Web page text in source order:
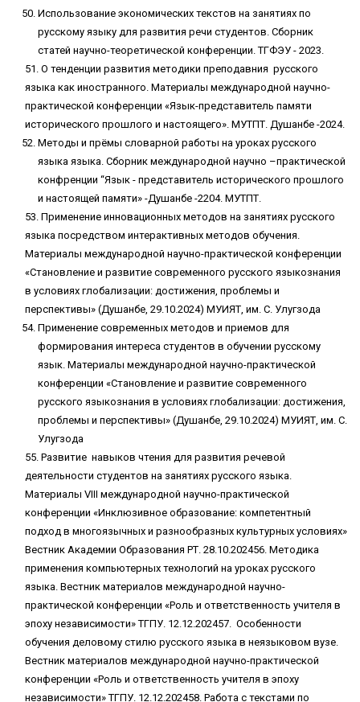
Использование экономических текстов на занятиях по
русскому языку для развития речи студентов. Сборник
статей научно-теоретической конференции. ТГФЭУ - 2023.
51. О тенденции развития методики преподавния русского
языка как иностранного. Материалы международной научно-
практической конференции «Язык-представитель памяти
исторического прошлого и настоящего». МУТПТ. Душанбе -2024.
Методы и прёмы словарной работы на уроках русского
языка языка. Сборник международной научно –практической
конфренции “Язык - представитель исторического прошлого
и настоящей памяти» -Душанбе -2204. МУТПТ.
53. Применение инновационных методов на занятиях русского
языка посредством интерактивных методов обучения.
Материалы международной научно-практической конференции
«Становление и развитие современного русского языкознания
в условиях глобализации: достижения, проблемы и
перспективы» (Душанбе, 29.10.2024) МУИЯТ, им. С. Улугзода
Применение современных методов и приемов для
формирования интереса студентов в обучении русскому
язык. Материалы международной научно-практической
конференции «Становление и развитие современного
русского языкознания в условиях глобализации: достижения,
проблемы и перспективы» (Душанбе, 29.10.2024) МУИЯТ, им. С.
Улугзода
55. Развитие навыков чтения для развития речевой
деятельности студентов на занятиях русского языка.
Материалы VIII международной научно-практической
конференции «Инклюзивное образование: компетентный
подход в многоязычных и разнообразных культурных условиях»
Вестник Академии Образования РТ. 28.10.202456. Методика
применения компьютерных технологий на уроках русского
языка. Вестник материалов международной научно-
практической конференции «Роль и ответственность учителя в
эпоху независимости» ТГПУ. 12.12.202457. Особенности
обучения деловому стилю русского языка в неязыковом вузе.
Вестник материалов международной научно-практической
конференции «Роль и ответственность учителя в эпоху
независимости» ТГПУ. 12.12.202458. Работа с текстами по